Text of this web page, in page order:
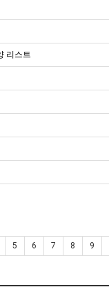
리스트
5 6 7 8 9